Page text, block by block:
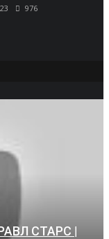
23 976
СТАРС |